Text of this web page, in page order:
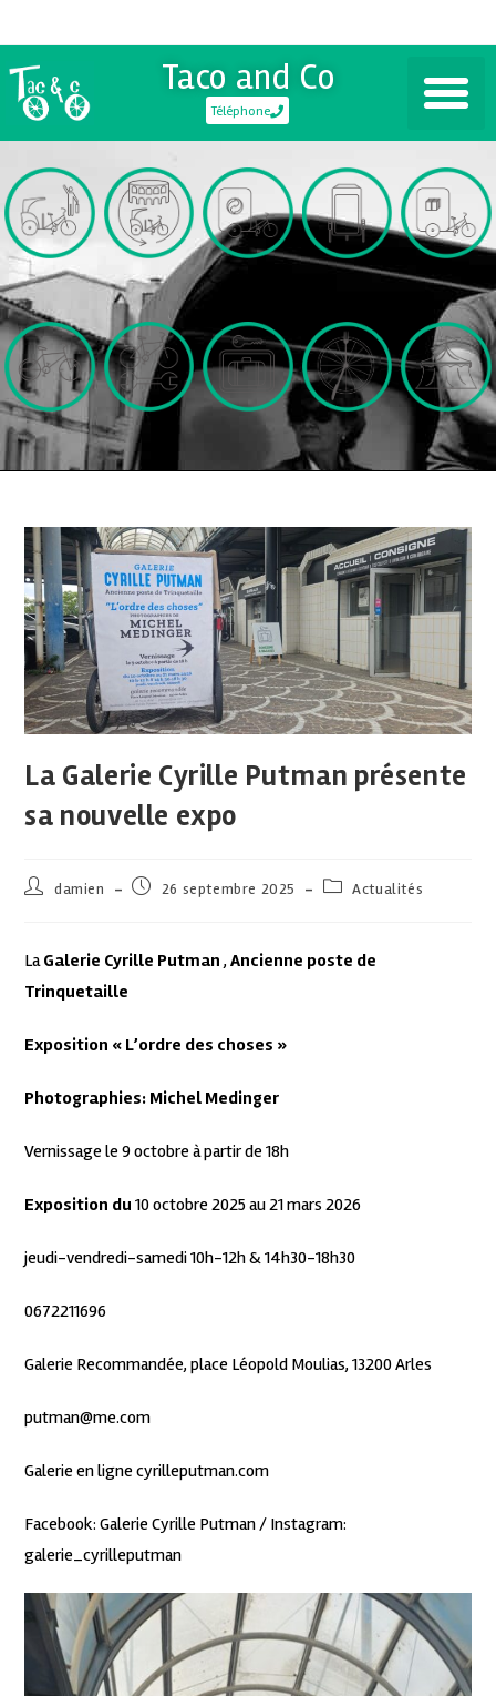
Taco and Co
Téléphone
La Galerie Cyrille Putman présente
sa nouvelle expo
damien 26 septembre 2025 Actualités
LaGalerie Cyrille Putman ,Ancienne poste de
Trinquetaille
Exposition « L’ordre des choses »
Photographies: Michel Medinger
Vernissage le 9 octobre à partir de 18h
Exposition du10 octobre 2025 au 21 mars 2026
jeudi-vendredi-samedi 10h-12h & 14h30-18h30
0672211696
Galerie Recommandée, place Léopold Moulias, 13200 Arles
putman@me.com
Galerie en ligne cyrilleputman.com
Facebook: Galerie Cyrille Putman / Instagram:
galerie_cyrilleputman